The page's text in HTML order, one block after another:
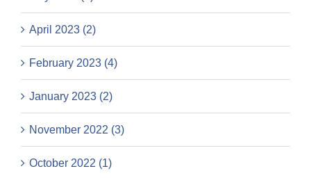
April 2023 (2)
February 2023 (4)
January 2023 (2)
November 2022 (3)
October 2022 (1)